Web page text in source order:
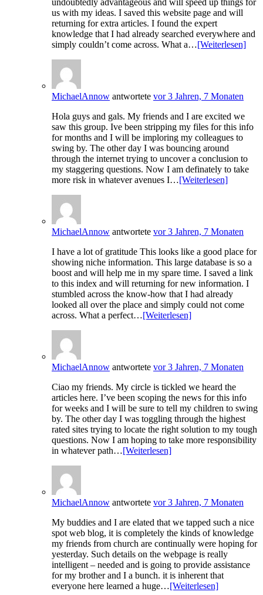
undoubtedly advantageous and will speed up things for
us with my ideas. I saved this website page and will
returning for extra articles. I found the expert
knowledge that I had already searched everywhere and
simply couldn’t come across. What a…[Weiterlesen]
MichaelAnnow antwortete vor 3 Jahren, 7 Monaten
Hola guys and gals. My friends and I are excited we
saw this group. Ive been stripping my files for this info
for months and I will be imploring my colleagues to
swing by. The other day I was bouncing around
through the internet trying to uncover a conclusion to
my staggering questions. Now I am definately to take
more risk in whatever avenues I…[Weiterlesen]
MichaelAnnow antwortete vor 3 Jahren, 7 Monaten
I have a lot of gratitude This looks like a good place for
showing niche information. This large database is so a
boost and will help me in my spare time. I saved a link
to this index and will returning for new information. I
stumbled across the know-how that I had already
looked all over the place and simply could not come
across. What a perfect…[Weiterlesen]
MichaelAnnow antwortete vor 3 Jahren, 7 Monaten
Ciao my friends. My circle is tickled we heard the
articles here. I’ve been scoping the news for this info
for weeks and I will be sure to tell my children to swing
by. The other day I was toggling through the highest
rated sites trying to locate the right solution to my tough
questions. Now I am hoping to take more responsibility
in whatever path…[Weiterlesen]
MichaelAnnow antwortete vor 3 Jahren, 7 Monaten
My buddies and I are elated that we tapped such a nice
spot web blog, it is completely the kinds of knowledge
my friends from church are continually were hoping for
yesterday. Such details on the webpage is really
intelligent – needed and is going to provide assistance
for my brother and I a bunch. it is inherent that
everyone here learned a huge…[Weiterlesen]